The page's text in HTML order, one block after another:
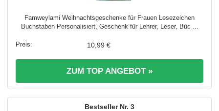
Famweylami Weihnachtsgeschenke für Frauen Lesezeichen
Buchstaben Personalisiert, Geschenk für Lehrer, Leser, Büc ...
10,99 €
ZUM TOP ANGEBOT »
3